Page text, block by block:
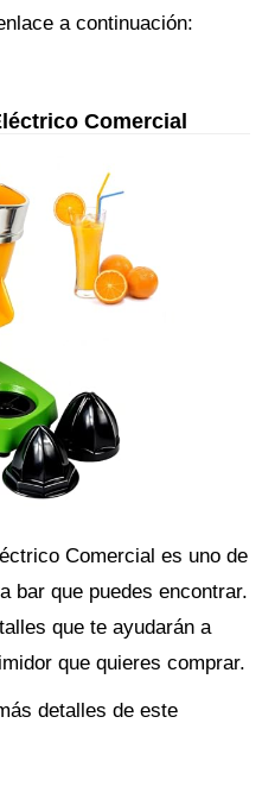
a continuación:
Comercial
Comercial es uno de
bar que puedes encontrar.
que te ayudarán a
que quieres comprar.
detalles de este